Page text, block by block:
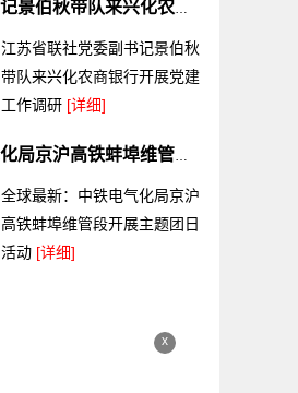
江苏省联社党委副书记景伯秋带队来兴化农商银行开展党建工作调研
江苏省联社党委副书记景伯秋
带队来兴化农商银行开展党建
工作调研 [详细]
全球最新：中铁电气化局京沪高铁蚌埠维管段开展主题团日活动
全球最新：中铁电气化局京沪
高铁蚌埠维管段开展主题团日
活动 [详细]
x